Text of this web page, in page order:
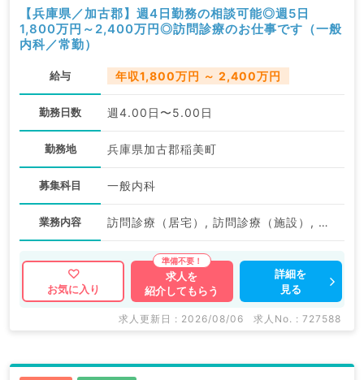
【兵庫県／加古郡】週4日勤務の相談可能◎週5日
1,800万円～2,400万円◎訪問診療のお仕事です（一般
内科／常勤）
給与 年収1,800万円 ～ 2,400万円
勤務日数 週4.00日〜5.00日
勤務地 兵庫県加古郡稲美町
募集科目 一般内科
業務内容 訪問診療（居宅）, 訪問診療（施設）, 往診
お気に入り
求人を
紹介してもらう
詳細を
見る
求人更新日 : 2026/08/06 求人No. : 727588